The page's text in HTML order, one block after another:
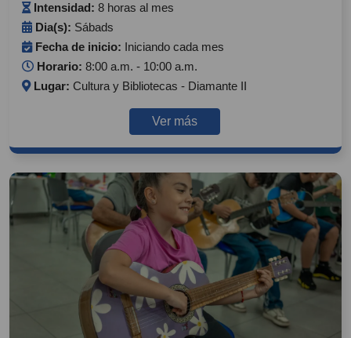
Intensidad: 8 horas al mes
Dia(s): Sábads
Fecha de inicio: Iniciando cada mes
Horario: 8:00 a.m. - 10:00 a.m.
Lugar: Cultura y Bibliotecas - Diamante II
Ver más